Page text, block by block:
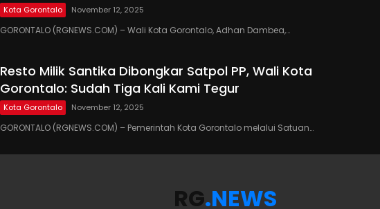
Kota Gorontalo November 12, 2025
GORONTALO (RGNEWS.COM) – Wali Kota Gorontalo, Adhan Dambea,…
Resto Milik Santika Dibongkar Satpol PP, Wali Kota
Gorontalo: Sudah Tiga Kali Kami Tegur
Kota Gorontalo November 12, 2025
GORONTALO (RGNEWS.COM) – Pemerintah Kota Gorontalo melalui Satuan…
RG.NEWS